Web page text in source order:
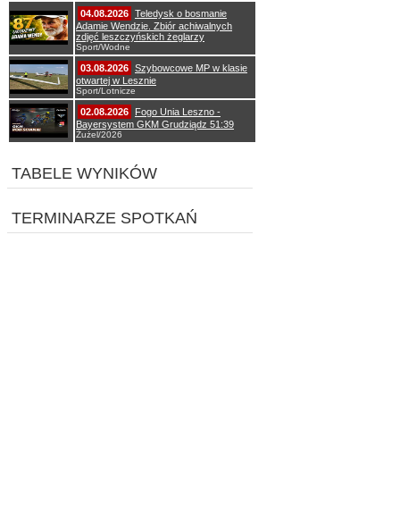
04.08.2026 Teledysk o bosmanie
Adamie Wendzie. Zbiór achiwalnych
zdjęć leszczyńskich żeglarzy
Sport/Wodne
03.08.2026 Szybowcowe MP w klasie
otwartej w Lesznie
Sport/Lotnicze
02.08.2026
Fogo Unia Leszno -
Bayersystem GKM Grudziądz 51:39
Żużel/2026
TABELE WYNIKÓW
TERMINARZE SPOTKAŃ